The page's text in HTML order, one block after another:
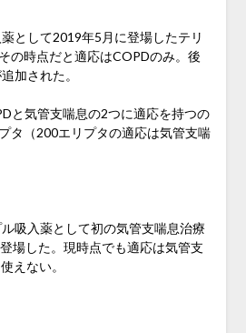
として2019年5月に登場したテリ
の時点だと適応はCOPDのみ。後
加された。
と気管支喘息の2つに適応を持つの
タ（200エリプタの適応は気管支喘
吸入薬として初の気管支喘息治療
場した。現時点でも適応は気管支
えない。